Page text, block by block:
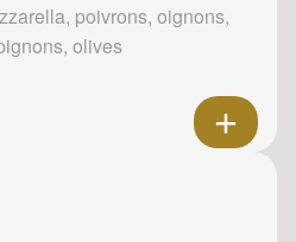
poivrons, oignons,
olives